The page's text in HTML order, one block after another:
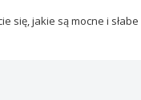
się, jakie są mocne i